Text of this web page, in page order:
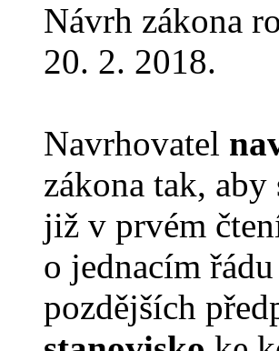
Návrh zákona
20. 2. 2018.
Navrhovatel
zákona tak,
již v prvém
o jednacím
pozdějších